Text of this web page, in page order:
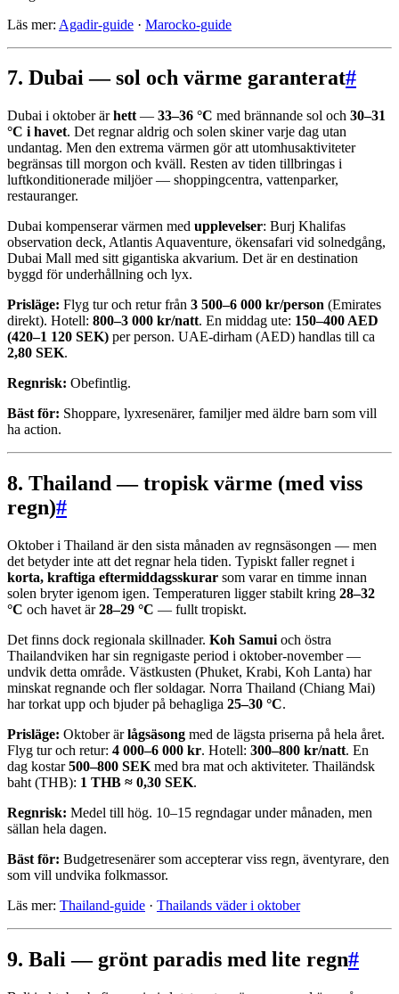
Läs mer: Agadir-guide · Marocko-guide
7. Dubai — sol och värme garanterat#
Dubai i oktober ärhett — 33–36 °C med brännande sol och 30–31
°C i havet. Det regnar aldrig och solen skiner varje dag utan
undantag. Men den extrema värmen gör att utomhusaktiviteter
begränsas till morgon och kväll. Resten av tiden tillbringas i
luftkonditionerade miljöer — shoppingcentra, vattenparker,
restauranger.
Dubai kompenserar värmen med upplevelser: Burj Khalifas
observation deck, Atlantis Aquaventure, ökensafari vid solnedgång,
Dubai Mall med sitt gigantiska akvarium. Det är en destination
byggd för underhållning och lyx.
Prisläge: Flyg tur och retur från 3 500–6 000 kr/person (Emirates
direkt). Hotell: 800–3 000 kr/natt. En middag ute: 150–400 AED
(420–1 120 SEK) per person. UAE-dirham (AED) handlas till ca
2,80 SEK.
Regnrisk: Obefintlig.
Bäst för: Shoppare, lyxresenärer, familjer med äldre barn som vill
ha action.
8. Thailand — tropisk värme (med viss
regn)#
Oktober i Thailand är den sista månaden av regnsäsongen — men
det betyder inte att det regnar hela tiden. Typiskt faller regnet i
korta, kraftiga eftermiddagsskurar som varar en timme innan
solen bryter igenom igen. Temperaturen ligger stabilt kring 28–32
°C och havet är28–29 °C — fullt tropiskt.
Det finns dock regionala skillnader. Koh Samui och östra
Thailandviken har sin regnigaste period i oktober-november —
undvik detta område. Västkusten (Phuket, Krabi, Koh Lanta) har
minskat regnande och fler soldagar. Norra Thailand (Chiang Mai)
har torkat upp och bjuder på behagliga 25–30 °C.
Prisläge: Oktober ärlågsäsong med de lägsta priserna på hela året.
Flyg tur och retur: 4 000–6 000 kr. Hotell: 300–800 kr/natt. En
dag kostar500–800 SEK med bra mat och aktiviteter. Thailändsk
baht (THB): 1 THB ≈ 0,30 SEK.
Regnrisk: Medel till hög. 10–15 regndagar under månaden, men
sällan hela dagen.
Bäst för: Budgetresenärer som accepterar viss regn, äventyrare, den
som vill undvika folkmassor.
Läs mer: Thailand-guide · Thailands väder i oktober
9. Bali — grönt paradis med lite regn#